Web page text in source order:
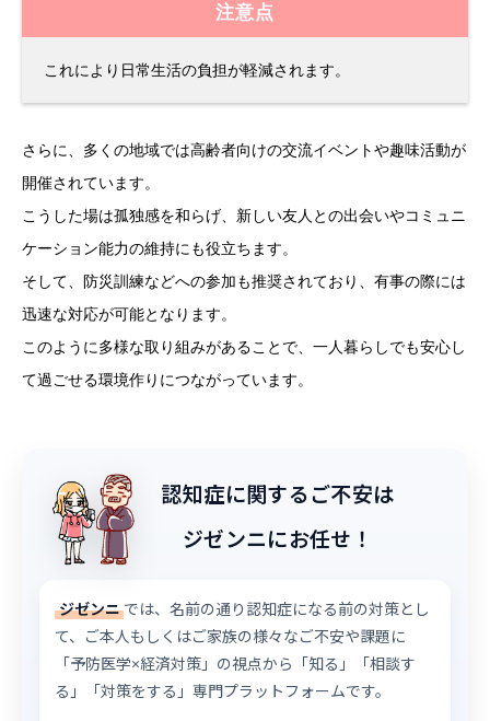
注意点
これにより日常生活の負担が軽減されます。
さらに、多くの地域では高齢者向けの交流イベントや趣味活動が
開催されています。
こうした場は孤独感を和らげ、新しい友人との出会いやコミュニ
ケーション能力の維持にも役立ちます。
そして、防災訓練などへの参加も推奨されており、有事の際には
迅速な対応が可能となります。
このように多様な取り組みがあることで、一人暮らしでも安心し
て過ごせる環境作りにつながっています。
認知症に関するご不安は
ジゼンニにお任せ！
ジゼンニ では、名前の通り認知症になる前の対策とし
て、ご本人もしくはご家族の様々なご不安や課題に
「予防医学×経済対策」の視点から「知る」「相談す
る」「対策をする」専門プラットフォームです。